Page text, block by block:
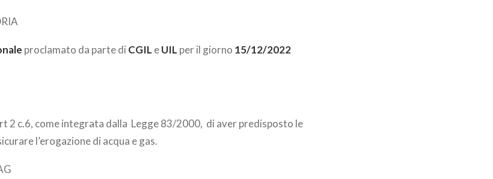
proclamato da parte di CGIL eUIL per il giorno 15/12/2022
2 c.6, come integrata dalla Legge 83/2000, di aver predisposto le
l’erogazione di acqua e gas.